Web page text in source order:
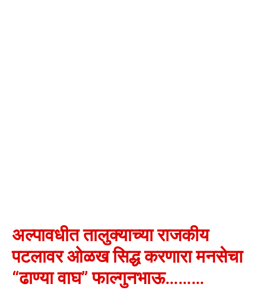
अल्पावधीत तालुक्याच्या राजकीय
पटलावर ओळख सिद्ध करणारा मनसेचा
“ढाण्या वाघ” फाल्गुनभाऊ………